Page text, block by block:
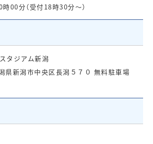
00分（受付18時30分〜）
タジアム新潟
県新潟市中央区長潟５７０ 無料駐車場